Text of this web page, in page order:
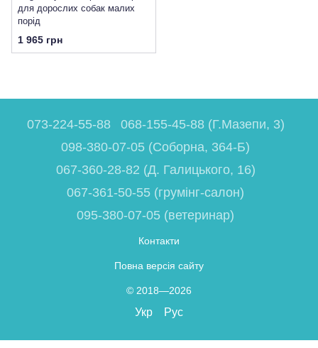
для дорослих собак малих
порід
1 965 грн
073-224-55-88
068-155-45-88 (Г.Мазепи, 3)
098-380-07-05 (Соборна, 364-Б)
067-360-28-82 (Д. Галицького, 16)
067-361-50-55 (грумінг-салон)
095-380-07-05 (ветеринар)
Контакти
Повна версія сайту
© 2018—2026
Укр Рус